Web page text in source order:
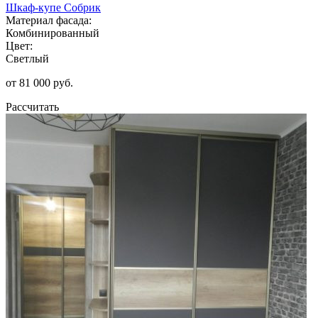
Шкаф-купе Собрик
Материал фасада:
Комбинированный
Цвет:
Светлый
от 81 000 руб.
Рассчитать